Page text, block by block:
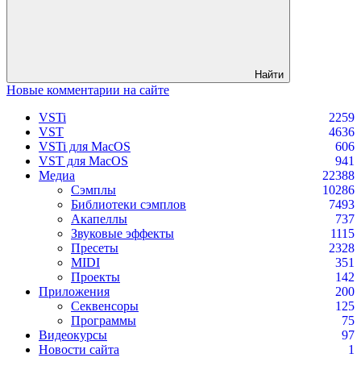
Найти
Новые комментарии на сайте
VSTi
2259
VST
4636
VSTi для MacOS
606
VST для MacOS
941
Медиа
22388
Сэмплы
10286
Библиотеки сэмплов
7493
Акапеллы
737
Звуковые эффекты
1115
Пресеты
2328
MIDI
351
Проекты
142
Приложения
200
Секвенсоры
125
Программы
75
Видеокурсы
97
Новости сайта
1